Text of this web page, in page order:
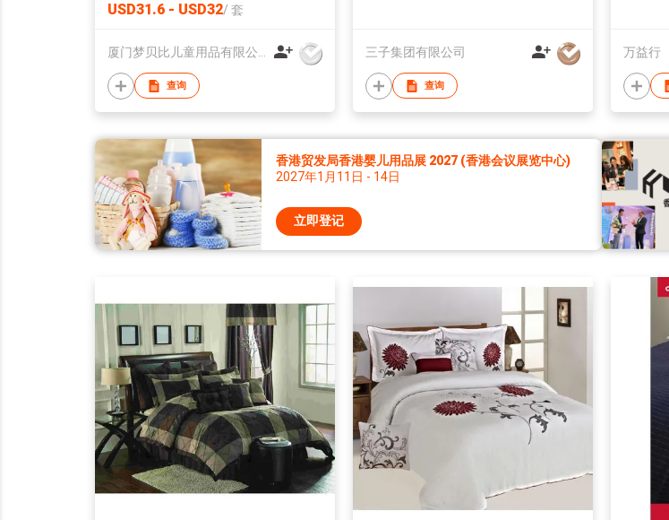
USD31.6 - USD32/ 套
查询
三子集团有限公司
查询
万益行
香港贸发局香港婴儿用品展 2027 (香港会议展览中心)
2027年1月11日 - 14日
立即登记